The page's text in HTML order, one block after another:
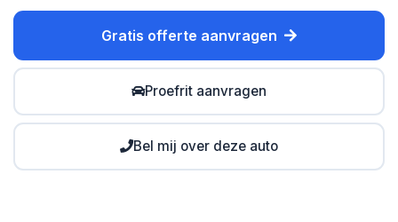
Gratis offerte aanvragen
Proefrit aanvragen
Bel mij over deze auto